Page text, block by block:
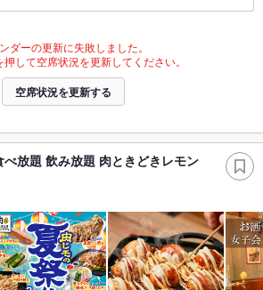
ダーの更新に失敗しました。
して空席状況を更新してください。
空席状況を更新する
べ放題 飲み放題 肉ときどきレモン